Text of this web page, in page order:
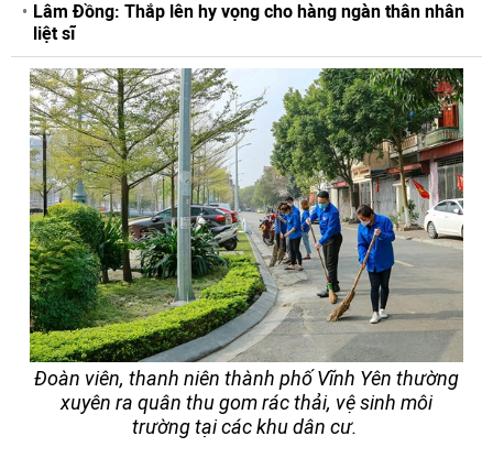
Lâm Đồng: Thắp lên hy vọng cho hàng ngàn thân nhân
liệt sĩ
Đoàn viên, thanh niên thành phố Vĩnh Yên thường
xuyên ra quân thu gom rác thải, vệ sinh môi
trường tại các khu dân cư.